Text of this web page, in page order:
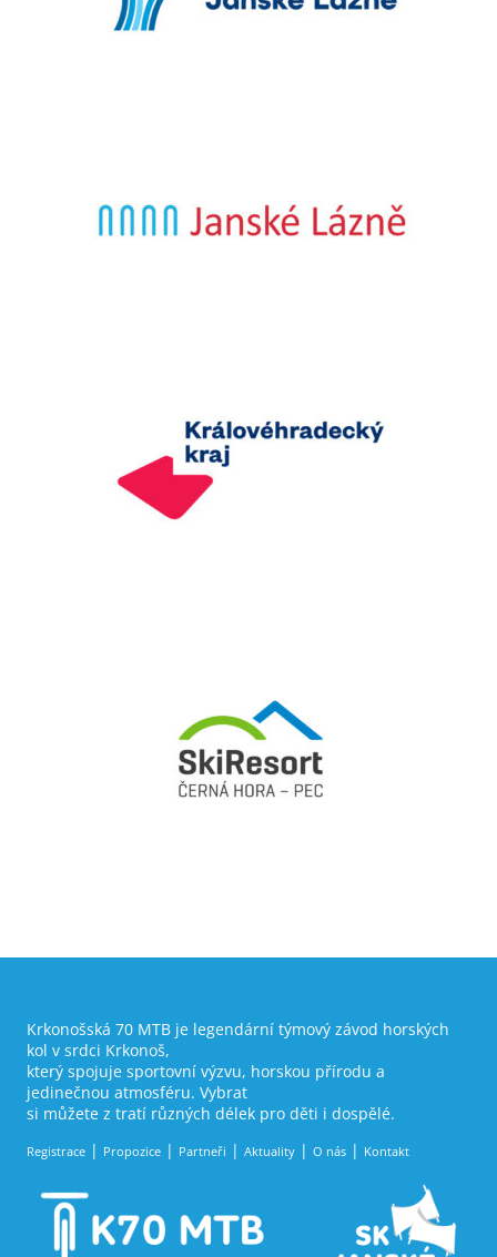
Krkonošská 70 MTB je legendární týmový závod horských
kol v srdci Krkonoš,
který spojuje sportovní výzvu, horskou přírodu a
jedinečnou atmosféru. Vybrat
si můžete z tratí různých délek pro děti i dospělé.
Registrace Propozice Partneři Aktuality O nás Kontakt